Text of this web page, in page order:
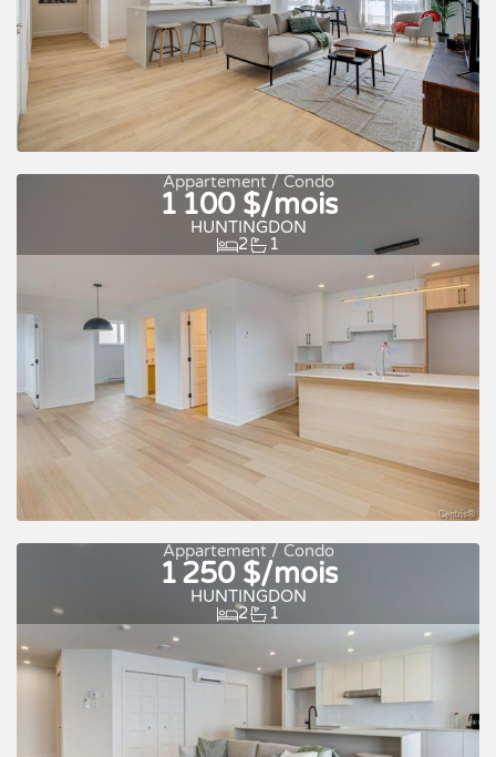
Occupation rapide À louer
Appartement / Condo
1 100 $/mois
HUNTINGDON
2
1
À louer
Appartement / Condo
1 250 $/mois
HUNTINGDON
2
1